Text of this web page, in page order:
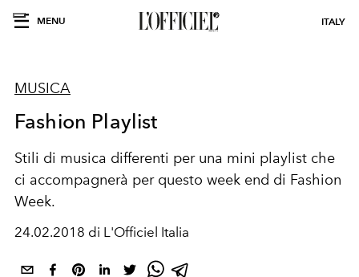
MENU ITALY
MUSICA
Fashion Playlist
Stili di musica differenti per una mini playlist che
ci accompagnerà per questo week end di Fashion
Week.
24.02.2018 di L'Officiel Italia